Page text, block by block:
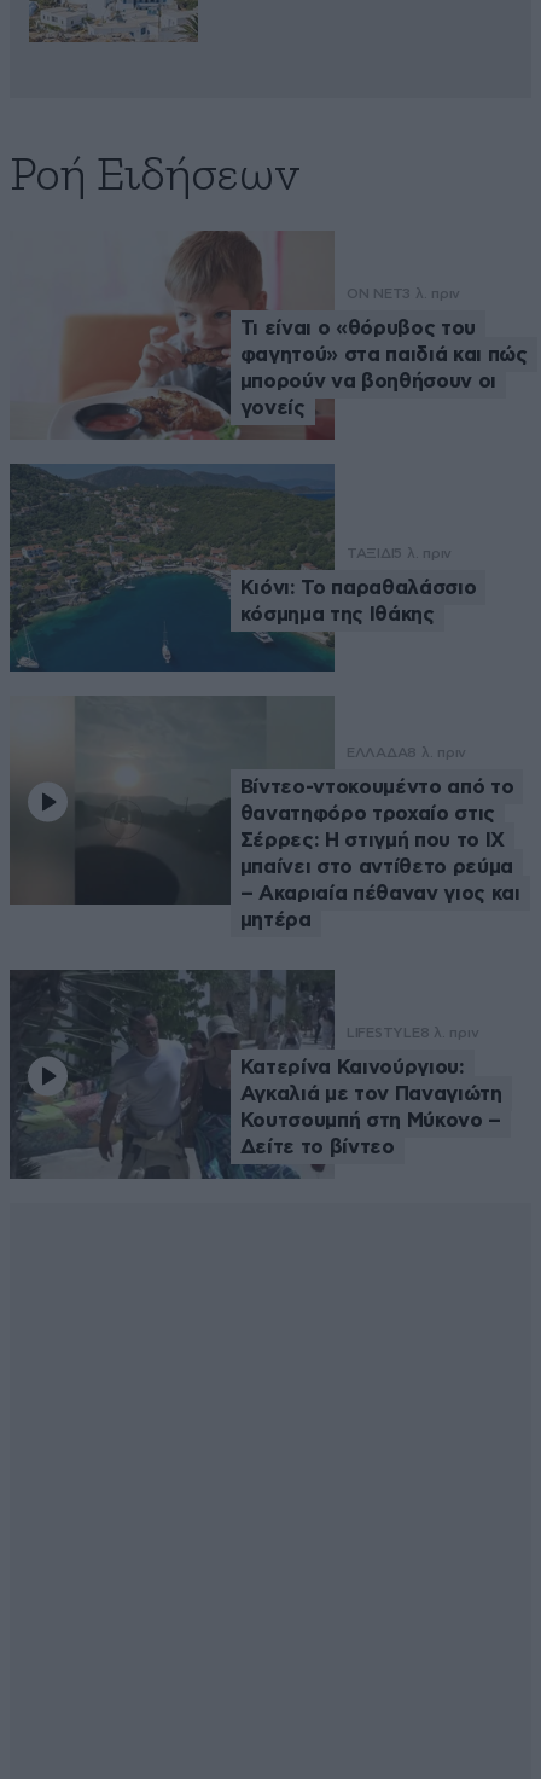
Ροή Ειδήσεων
ON NET3 λ. πριν
Τι είναι ο «θόρυβος του
φαγητού» στα παιδιά και πώς
μπορούν να βοηθήσουν οι
γονείς
ΤΑΞΙΔΙ5 λ. πριν
Κιόνι: Το παραθαλάσσιο
κόσμημα της Ιθάκης
ΕΛΛΑΔΑ8 λ. πριν
Βίντεο-ντοκουμέντο από το
θανατηφόρο τροχαίο στις
Σέρρες: Η στιγμή που το ΙΧ
μπαίνει στο αντίθετο ρεύμα
– Ακαριαία πέθαναν γιος και
μητέρα
LIFESTYLE8 λ. πριν
Κατερίνα Καινούργιου:
Αγκαλιά με τον Παναγιώτη
Κουτσουμπή στη Μύκονο –
Δείτε το βίντεο